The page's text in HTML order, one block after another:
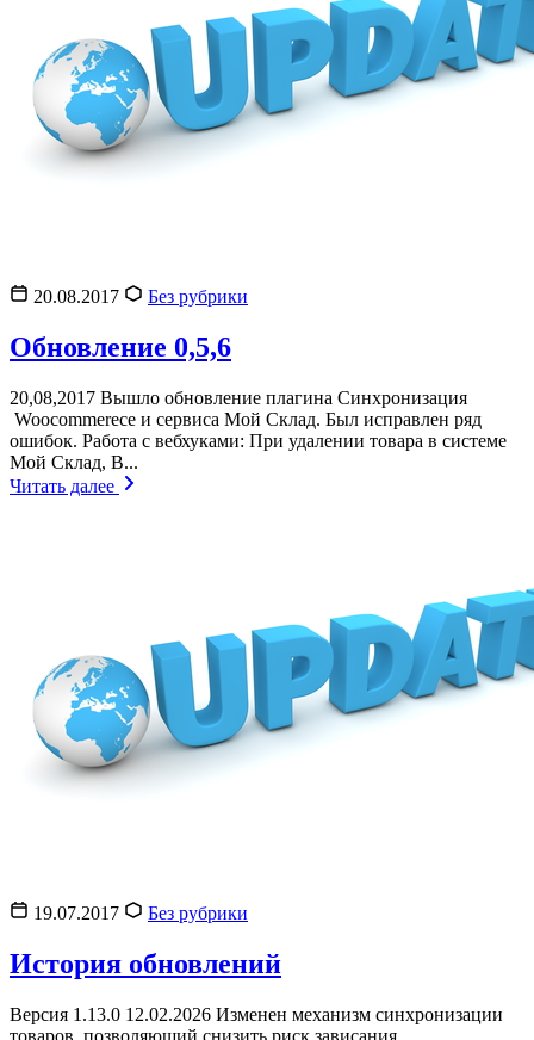
20.08.2017 Без рубрики
Обновление 0,5,6
20,08,2017 Вышло обновление плагина Синхронизация
Woocommerece и сервиса Мой Склад. Был исправлен ряд
ошибок. Работа с вебхуками: При удалении товара в системе
Мой Склад, В...
Читать далее
19.07.2017 Без рубрики
История обновлений
Версия 1.13.0 12.02.2026 Изменен механизм синхронизации
товаров, позволяющий снизить риск зависания